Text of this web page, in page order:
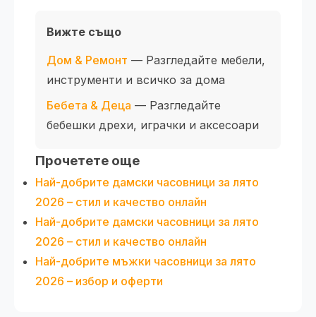
Вижте също
Дом & Ремонт — Разгледайте мебели,
инструменти и всичко за дома
Бебета & Деца — Разгледайте
бебешки дрехи, играчки и аксесоари
Прочетете още
Най-добрите дамски часовници за лято
2026 – стил и качество онлайн
Най-добрите дамски часовници за лято
2026 – стил и качество онлайн
Най-добрите мъжки часовници за лято
2026 – избор и оферти